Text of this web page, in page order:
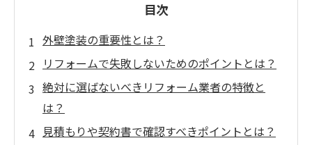
目次
外壁塗装の重要性とは？
リフォームで失敗しないためのポイントとは？
絶対に選ばないべきリフォーム業者の特徴と
は？
見積もりや契約書で確認すべきポイントとは？